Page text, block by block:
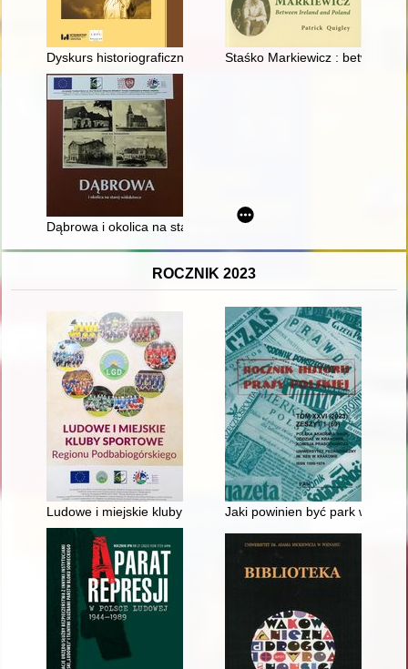
Dyskurs historiograficzny wokół służby wojskowej Tadeusza
Staśko Markiewicz : between
Dąbrowa i okolica na starej widokówce
ROCZNIK 2023
Ludowe i miejskie kluby sportowe regionu podbabiogórskiego
Jaki powinien być park w